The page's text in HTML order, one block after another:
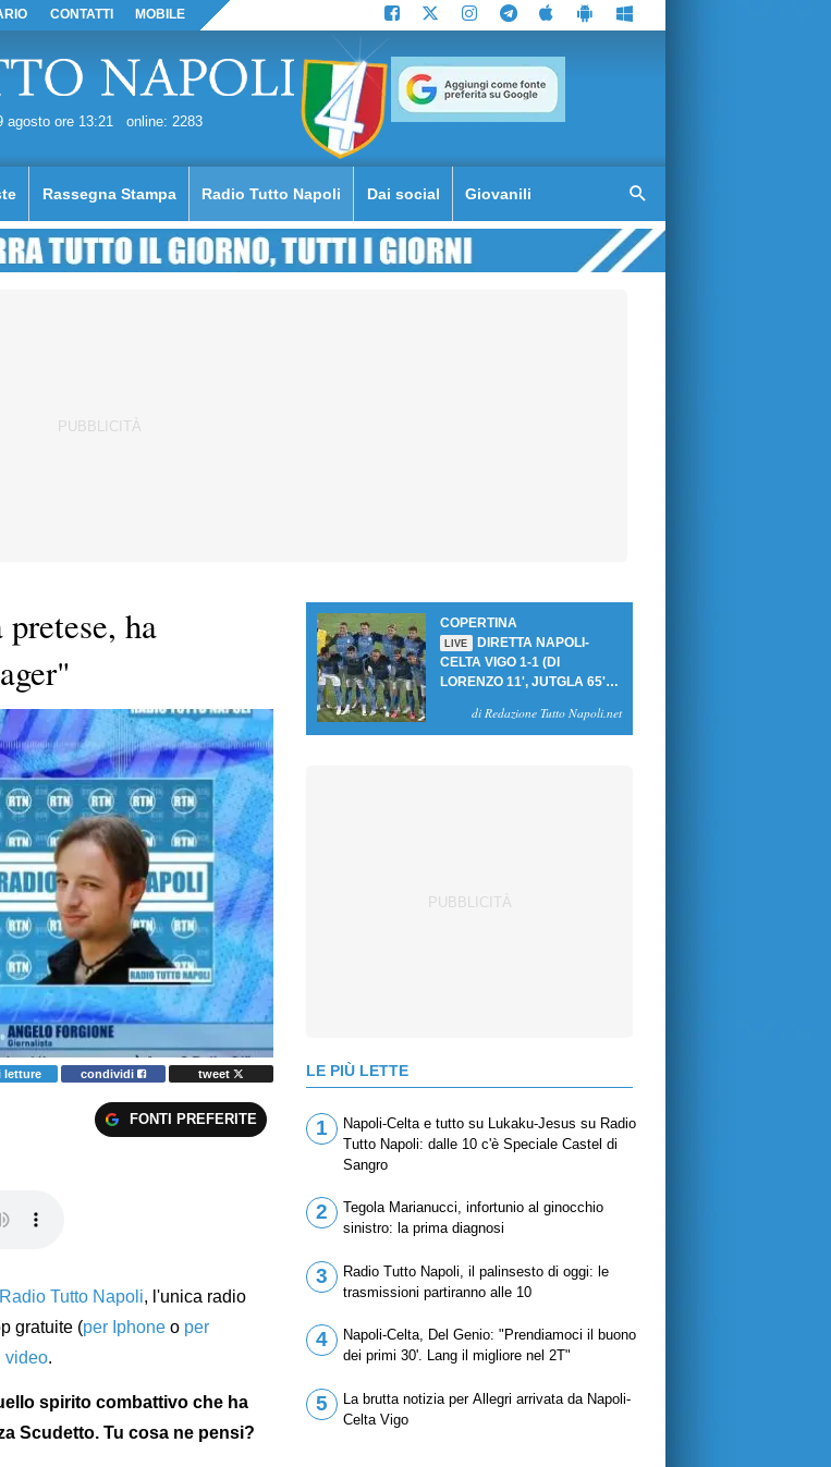
CONTATTI MOBILE
agosto ore 13:21 online: 2283
Rassegna Stampa Radio Tutto Napoli Dai social Giovanili
ha
letture condividi
tweet
FONTI PREFERITE
Radio Tutto Napoli, l'unica radio
gratuite (per Iphone o per
video.
spirito combattivo che ha
Scudetto. Tu cosa ne pensi?
COPERTINA
LIVE
DIRETTA NAPOLI-
CELTA VIGO 1-1 (DI
LORENZO 11', JUTGLA 65'):
BRUYNE NEGA LA
di Redazione Tutto Napoli.net
LE PIÙ LETTE
1
Napoli-Celta e tutto su Lukaku-Jesus su Radio
Tutto Napoli: dalle 10 c'è Speciale Castel di
Sangro
2
Tegola Marianucci, infortunio al ginocchio
sinistro: la prima diagnosi
3
Radio Tutto Napoli, il palinsesto di oggi: le
trasmissioni partiranno alle 10
4
Napoli-Celta, Del Genio: "Prendiamoci il buono
dei primi 30'. Lang il migliore nel 2T"
5
La brutta notizia per Allegri arrivata da Napoli-
Celta Vigo